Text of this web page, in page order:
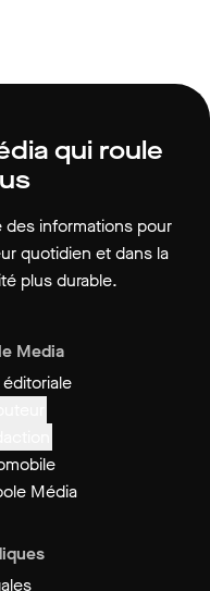
qui roule
des informations pour
quotidien et dans la
plus durable.
Media
Média